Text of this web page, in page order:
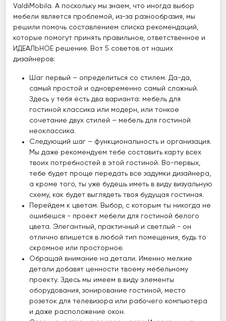
ValdiMobila. А поскольку мы знаем, что иногда выбор
мебели является проблемой, из-за разнообразия, мы
решили помочь составлением списка рекомендаций,
которые помогут принять правильное, ответственное и
ИДЕАЛЬНОЕ решение. Вот 5 советов от наших
дизайнеров:
Шаг первый – определиться со стилем. Да-да,
самый простой и одновременно самый сложный.
Здесь у тебя есть два варианта: мебель для
гостиной классика или модерн, или тонкое
сочетание двух стилей – мебель для гостиной
неоклассика.
Следующий шаг – функциональность и организация.
Мы даже рекомендуем тебе составить карту всех
твоих потребностей в этой гостиной. Во-первых,
тебе будет проще передать все задумки дизайнера,
а кроме того, ты уже будешь иметь в виду визуальную
схему, как будет выглядеть твоя будущая гостиная.
Перейдем к цветам. Выбор, с которым ты никогда не
ошибешся - проект мебели для гостиной белого
цвета. Элегантный, практичный и светлый - он
отлично впишется в любой тип помещения, будь то
скромное или просторное.
Обращай внимание на детали. Именно мелкие
детали добавят ценности твоему мебельному
проекту. Здесь мы имеем в виду элементы
оборудования, зонирование гостиной, место
розеток для телевизора или рабочего компьютера
и даже расположение окон.